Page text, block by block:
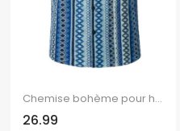
Chemise bohème pour homme, style ethnique, rayures, boutonnée, idéale pour les vacances
26.99